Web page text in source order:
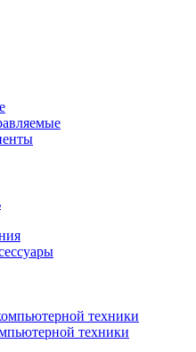
техники
техники